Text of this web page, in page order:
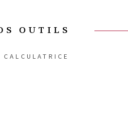
OUTILS
CALCULATRICE